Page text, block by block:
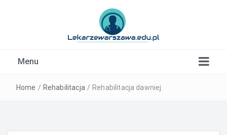
Menu
Home / Rehabilitacja / Rehabilitacja dawniej